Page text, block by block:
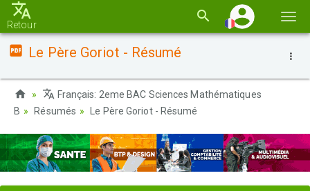
la
Retour
Le Père Goriot - Résumé
Français: 2eme BAC Sciences Mathématiques
B
Résumés Le Père Goriot - Résumé